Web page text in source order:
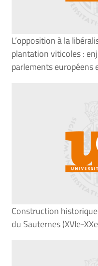
L’opposition à la
plantation viticoles :
parlements européens
Construction
du Sauternes (XVIe-